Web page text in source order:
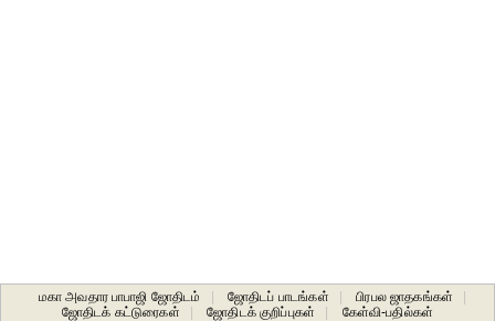
மகா அவதார பாபாஜி ஜோதிடம் ஜோதிடப் பாடங்கள் பிரபல ஜாதகங்கள்
ஜோதிடக் கட்டுரைகள்
ஜோதிடக் குறிப்புகள் கேள்வி-பதில்கள்